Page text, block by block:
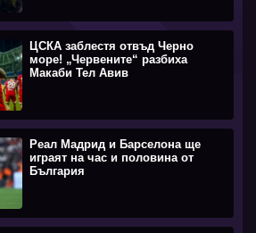
ЦСКА заблестя отвъд Черно
море! „Червените“ разбиха
Макаби Тел Авив
Реал Мадрид и Барселона ще
играят на час и половина от
България